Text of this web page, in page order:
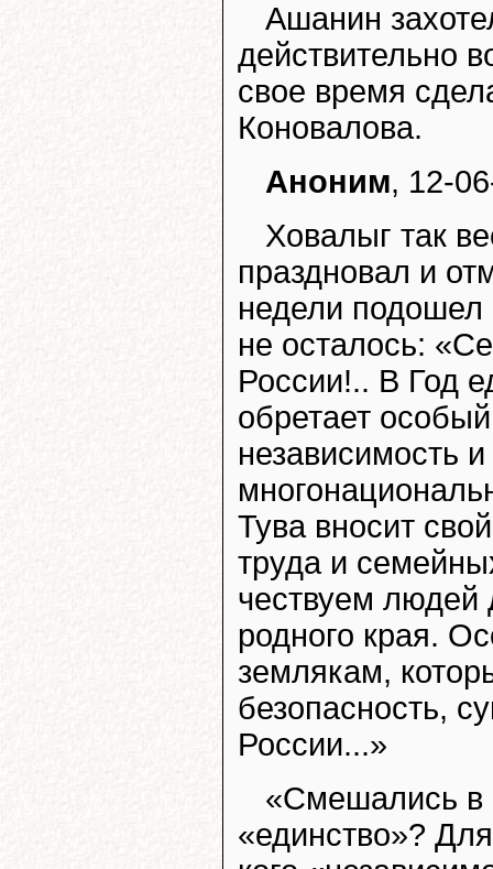
Ашанин
действительно
свое время
Коновалова.
Аноним, 12-
Ховалыг так
праздновал и
недели подошел
не осталось:
России!.. В Год
обретает
независимость
Тува вносит
труда и
чествуем людей
родного края.
землякам,
безопасность,
России...»
«Смешались в
«единство»?